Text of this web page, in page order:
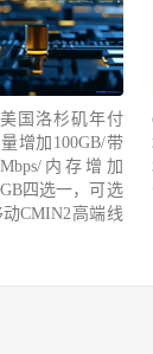
国洛杉矶年付
增加100GB/带
内存增加
四选一，可选
动CMIN2高端线